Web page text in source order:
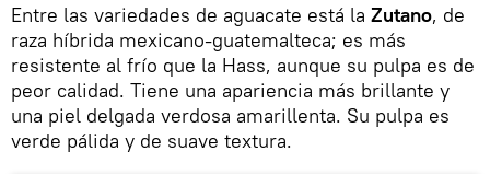
Entre las variedades de aguacate está la Zutano, de
raza híbrida mexicano-guatemalteca; es más
resistente al frío que la Hass, aunque su pulpa es de
peor calidad. Tiene una apariencia más brillante y
una piel delgada verdosa amarillenta. Su pulpa es
verde pálida y de suave textura.